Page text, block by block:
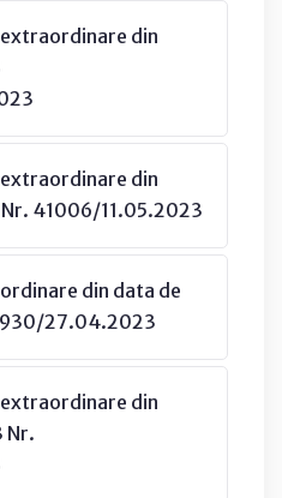
extraordinare din
extraordinare din
41006/11.05.2023
din data de
27.04.2023
extraordinare din
Nr.